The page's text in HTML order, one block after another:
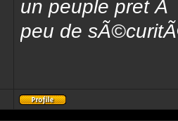
un peuple pret
peu de
Profil